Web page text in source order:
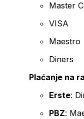
Master
VISA
Maestro
Diners
Plaćanje na
Erste:
PBZ: